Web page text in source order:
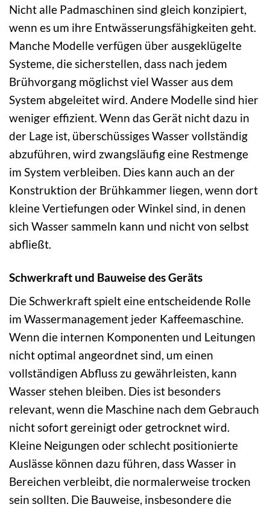
Nicht alle Padmaschinen sind gleich konzipiert,
wenn es um ihre Entwässerungsfähigkeiten geht.
Manche Modelle verfügen über ausgeklügelte
Systeme, die sicherstellen, dass nach jedem
Brühvorgang möglichst viel Wasser aus dem
System abgeleitet wird. Andere Modelle sind hier
weniger effizient. Wenn das Gerät nicht dazu in
der Lage ist, überschüssiges Wasser vollständig
abzuführen, wird zwangsläufig eine Restmenge
im System verbleiben. Dies kann auch an der
Konstruktion der Brühkammer liegen, wenn dort
kleine Vertiefungen oder Winkel sind, in denen
sich Wasser sammeln kann und nicht von selbst
abfließt.
Schwerkraft und Bauweise des Geräts
Die Schwerkraft spielt eine entscheidende Rolle
im Wassermanagement jeder Kaffeemaschine.
Wenn die internen Komponenten und Leitungen
nicht optimal angeordnet sind, um einen
vollständigen Abfluss zu gewährleisten, kann
Wasser stehen bleiben. Dies ist besonders
relevant, wenn die Maschine nach dem Gebrauch
nicht sofort gereinigt oder getrocknet wird.
Kleine Neigungen oder schlecht positionierte
Auslässe können dazu führen, dass Wasser in
Bereichen verbleibt, die normalerweise trocken
sein sollten. Die Bauweise, insbesondere die